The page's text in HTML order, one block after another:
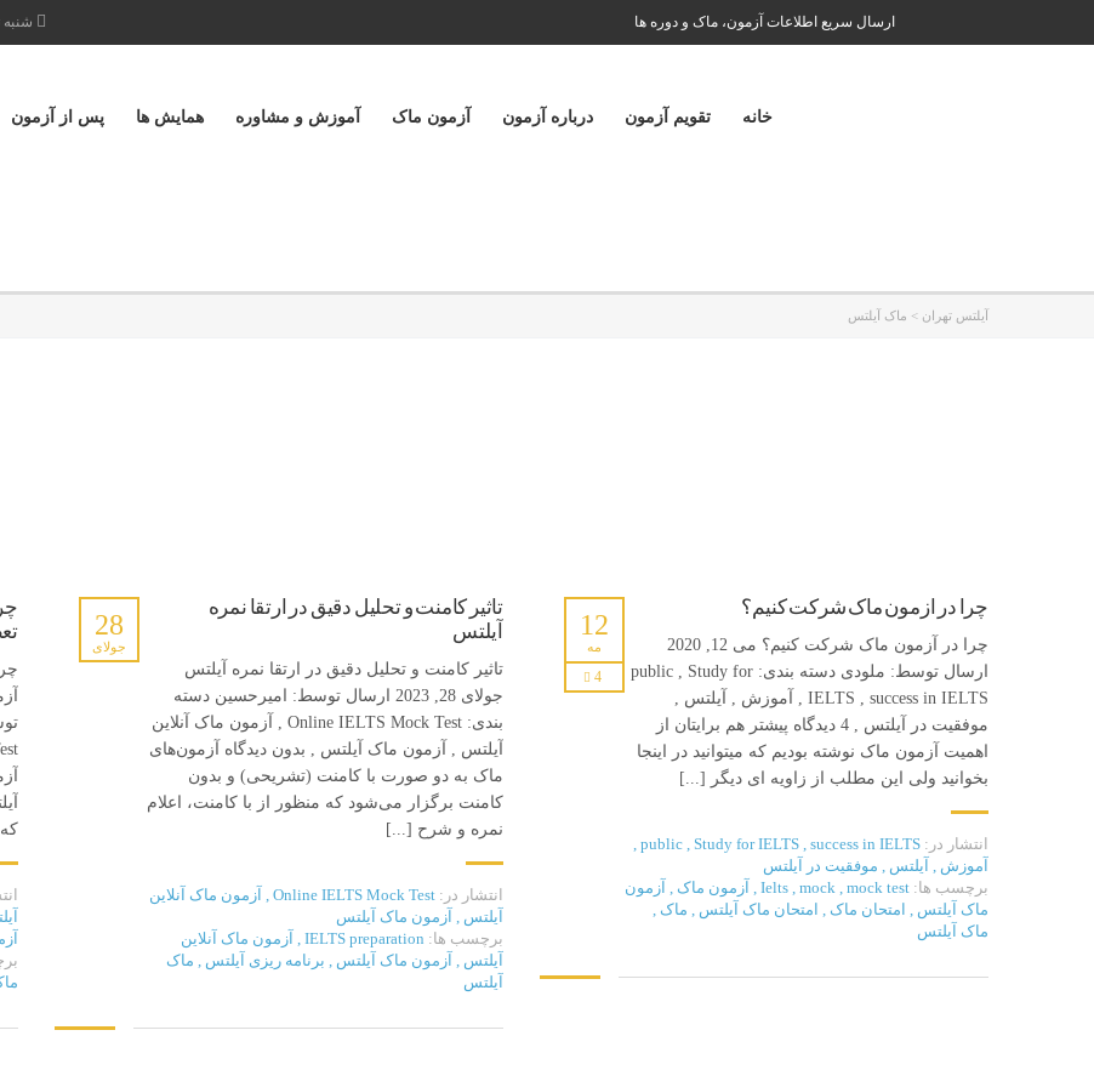
شنبه تا ارسال سریع اطلاعات آزمون، ماک و دوره ها
خانه تقویم آزمون درباره آزمون آزمون ماک آموزش و مشاوره همایش ها پس از آزمون
آیلتس تهران > ماک آیلتس
تاثیر کامنت و تحلیل دقیق در ارتقا نمره
آیلتس
28
جولای
تاثیر کامنت و تحلیل دقیق در ارتقا نمره آیلتس
جولای 28, 2023 ارسال توسط: امیرحسین دسته
بندی: Online IELTS Mock Test , آزمون ماک آنلاین
آیلتس , آزمون ماک آیلتس , بدون دیدگاه آزمون‌های
ماک به دو صورت با کامنت (تشریحی) و بدون
کامنت برگزار می‌شود که منظور از با کامنت، اعلام
نمره و شرح [...]
انتشار در: Online IELTS Mock Test
, آزمون ماک آنلاین
آیلتس , آزمون ماک آیلتس
برچسب ها: IELTS preparation
, آزمون ماک آنلاین
آیلتس , آزمون ماک آیلتس , برنامه ریزی آیلتس , ماک
آیلتس
چرا در آزمون ماک شرکت کنیم؟
12
مه
4
چرا در آزمون ماک شرکت کنیم؟ می 12, 2020
ارسال توسط: ملودی دسته بندی: public , Study for
IELTS , success in IELTS , آموزش , آیلتس ,
موفقیت در آیلتس , 4 دیدگاه پیشتر هم برایتان از
اهمیت آزمون ماک نوشته بودیم که میتوانید در اینجا
بخوانید ولی این مطلب از زاویه ای دیگر [...]
انتشار در: public , Study for IELTS , success in IELTS
,
آموزش , آیلتس , موفقیت در آیلتس
برچسب ها:
Ielts , mock , mock test
, آزمون ماک , آزمون
ماک آیلتس , امتحان ماک , امتحان ماک آیلتس , ماک ,
ماک آیلتس
تماس با ما
تهران، خیابان شریعتی، مترو
خیابان کدویی، کوچه کارون،
ساختمان آیلتس تهران کد پستی:
91008007
91008007
آخرین پست ها
چرا هر داوطلب آیلتس باید حداقل در
دو آزمون آزمایشی (ماک) استاندارد
success in IELTS
کامپیوتری آیلتس, آیلتس,
موفقیت در آیلتس
باور های غلط درباره آزمون آیلتس |
success in IELTS
, آزمون
درباره ما
آیلتس تهران اولین مرکز رسمی برگزاری آزمون در
آزمون، آموزشی و مشاوره به داوطلبان است.